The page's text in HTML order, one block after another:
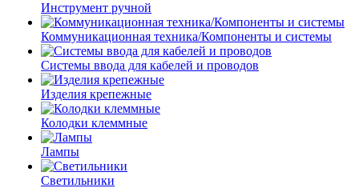
Инструмент ручной
Коммуникационная техника/Компоненты и системы
Системы ввода для кабелей и проводов
Изделия крепежные
Колодки клеммные
Лампы
Светильники